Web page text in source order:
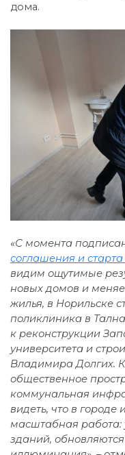
дома.
«С момента
соглашения и
видим ощутимые
новых домов и
жилья, в Норильске
поликлиника в
к реконструкции
университета и
Владимира Долгих.
общественное
коммунальная
видеть, что в городе
масштабная
зданий,